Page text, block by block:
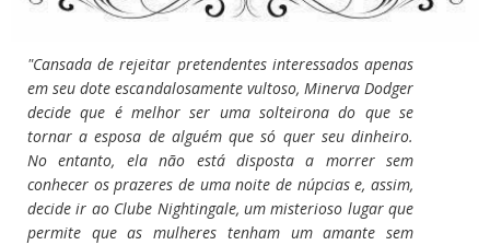
"Cansada de rejeitar pretendentes interessados apenas
em seu dote escandalosamente vultoso, Minerva Dodger
decide que é melhor ser uma solteirona do que se
tornar a esposa de alguém que só quer seu dinheiro.
No entanto, ela não está disposta a morrer sem
conhecer os prazeres de uma noite de núpcias e, assim,
decide ir ao Clube Nightingale, um misterioso lugar que
permite que as mulheres tenham um amante sem